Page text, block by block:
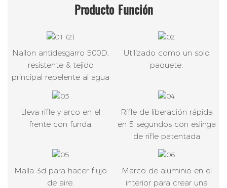
Producto Función
Nailon antidesgarro 500D,
resistente & tejido
principal repelente al agua
Utilizado como un solo
paquete.
Lleva rifle y arco en el
frente con funda.
Rifle de liberación rápida
en 5 segundos con eslinga
de rifle patentada
Malla 3d para hacer flujo
de aire.
Marco de aluminio en el
interior para crear una